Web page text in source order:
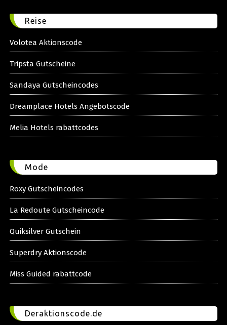
Reise
Volotea Aktionscode
Tripsta Gutscheine
Sandaya Gutscheincodes
Dreamplace Hotels Angebotscode
Melia Hotels rabattcodes
Mode
Roxy Gutscheincodes
La Redoute Gutscheincode
Quiksilver Gutschein
Superdry Aktionscode
Miss Guided rabattcode
Deraktionscode.de